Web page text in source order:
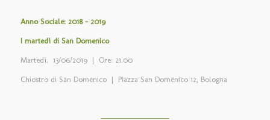
Anno Sociale: 2018 – 2019
I martedì di San Domenico
Martedì. 13/06/2019 | Ore: 21.00
Chiostro di San Domenico | Piazza San Domenico 12, Bologna